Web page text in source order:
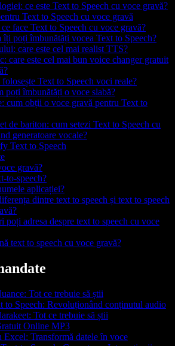
ce este Text to Speech cu voce gravă?
Text to Speech cu voce gravă
face Text to Speech cu voce gravă?
poți îmbunătăți vocea Text to Speech?
care este cel mai realist TTS?
care este cel mai bun voice changer gratuit
Text to Speech voci reale?
poți îmbunătăți o voce slabă?
cum obții o voce gravă pentru Text to
de bariton: cum setezi Text to Speech cu
generatoare vocale?
Text to Speech
gravă?
to-speech?
aplicației?
dintre text to speech și text to speech
poți adresa despre text to speech cu voce
text to speech cu voce gravă?
Tot ce trebuie să știi
to Speech: Revoluționând conținutul audio
Tot ce trebuie să știi
Online MP3
Excel: Transformă datele în voce